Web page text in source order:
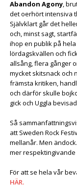
Abandon Agony,
det oerhört intensiva
Självklart går det
och, minst sagt,
ihop en publik på hela
lördagskvällen och
allsång, flera gånger
mycket skitsnack och
främsta kritiken,
och därför skulle
gick och Uggla
Så
att Sweden Rock
mellanår. Men
mer respektingivande
För att se hela vår
HÄR.